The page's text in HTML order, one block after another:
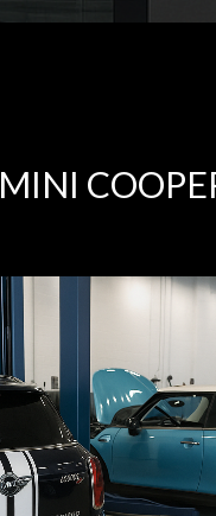
MINI